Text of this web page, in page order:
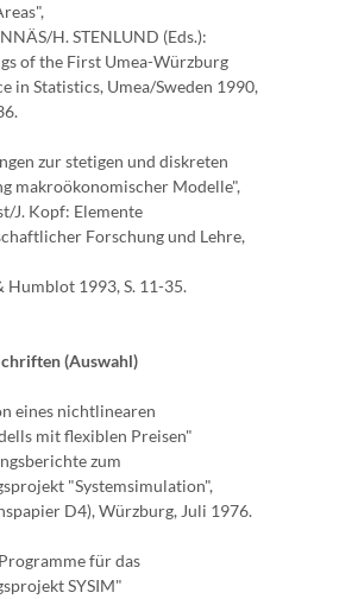
H. STENLUND (Eds.):
of the First Umea-Würzburg
in Statistics, Umea/Sweden 1990,
zur stetigen und diskreten
makroökonomischer Modelle",
J. Kopf: Elemente
Forschung und Lehre,
Humblot 1993, S. 11-35.
(Auswahl)
eines nichtlinearen
mit flexiblen Preisen"
zum
"Systemsimulation",
D4), Würzburg, Juli 1976.
für das
SYSIM"